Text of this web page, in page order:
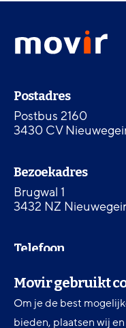
Movir gebruikt
Om je de best
bieden, plaatsen wij
menu
Movir
-
de
homepagina
Postadres
Postbus 2160
3430 CV
Bezoekadres
Brugwal 1
3432 NZ
Telefoon
Digitale